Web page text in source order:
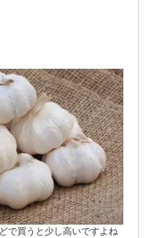
で買うと少し高いですよね